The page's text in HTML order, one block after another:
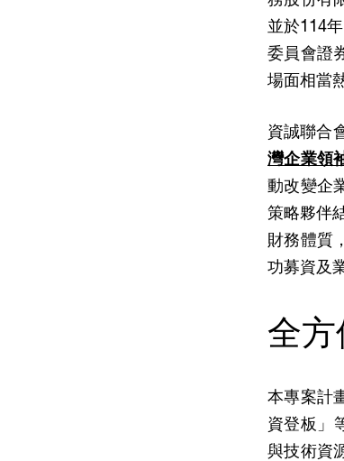
並於114
委員會證
場面相當
資誠聯合
灣企業領
動改變企
策略夥伴
財務體質
功募資及
全
本專案計
資登板」
與技術資